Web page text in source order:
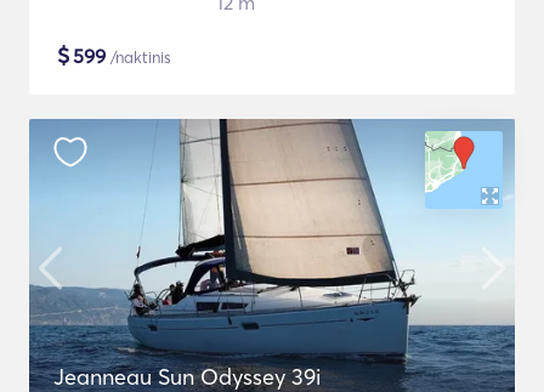
$599 /naktinis
Jeanneau Sun Odyssey 39i